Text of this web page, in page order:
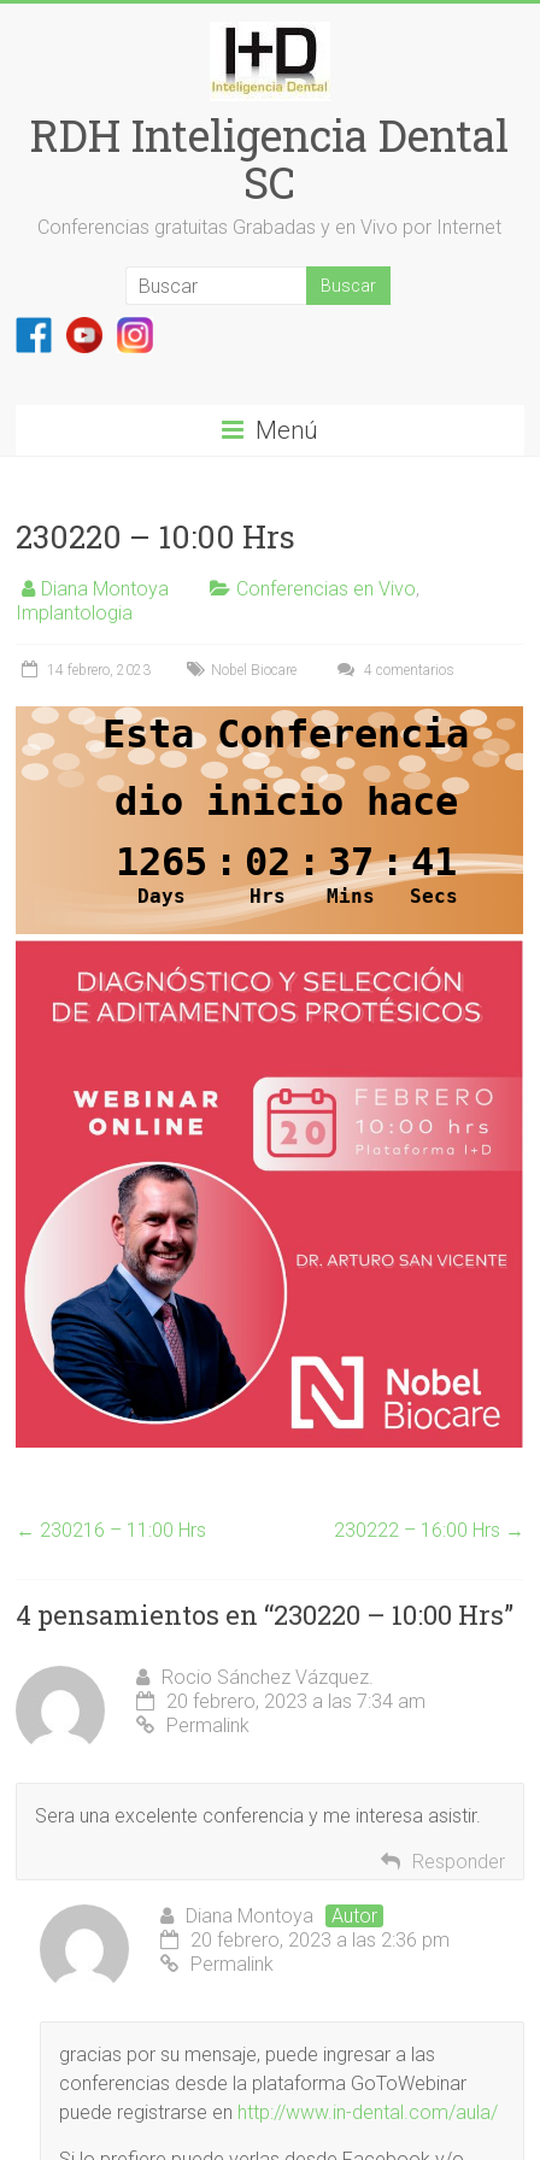
RDH Inteligencia Dental
SC
Conferencias gratuitas Grabadas y en Vivo por Internet
Menú
230220 – 10:00 Hrs
Diana Montoya Conferencias en Vivo,
Implantologia
14 febrero, 2023 Nobel Biocare 4 comentarios
← 230216 – 11:00 Hrs 230222 – 16:00 Hrs →
4 pensamientos en “230220 – 10:00 Hrs”
Rocio Sánchez Vázquez.
20 febrero, 2023 a las 7:34 am
Permalink
Sera una excelente conferencia y me interesa asistir.
Responder
Diana Montoya
Autor
20 febrero, 2023 a las 2:36 pm
Permalink
gracias por su mensaje, puede ingresar a las
conferencias desde la plataforma GoToWebinar
puede registrarse en http://www.in-dental.com/aula/